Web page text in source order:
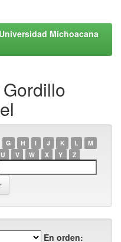
Michoacana
G H I J K L
M
U V W X Y Z
En orden: